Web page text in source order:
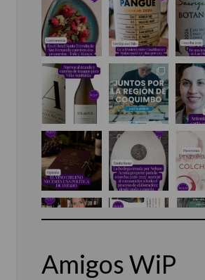
Amigos WiP